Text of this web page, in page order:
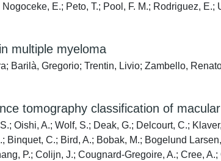
E.; Peto, T.; Pool, F. M.; Rodriguez,
multiple myeloma
Barilà, Gregorio; Trentin, Livio; Zambello,
tomography classification of
Oishi, A.; Wolf, S.; Deak, G.; Delcourt, C.;
C.; Bird, A.; Bobak, M.; Bogelund
P.; Colijn, J.; Cougnard-Gregoire, A.; Cree,